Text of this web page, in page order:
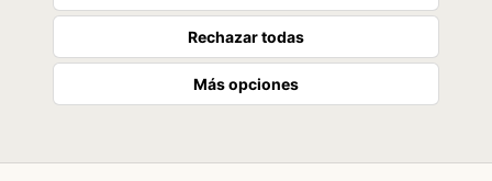
Rechazar todas
Más opciones